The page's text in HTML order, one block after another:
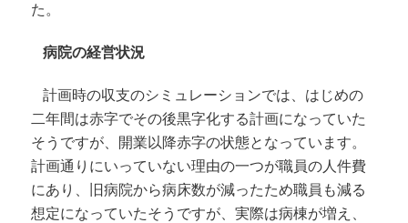
た。
病院の経営状況
計画時の収支のシミュレーションでは、はじめの
二年間は赤字でその後黒字化する計画になっていた
そうですが、開業以降赤字の状態となっています。
計画通りにいっていない理由の一つが職員の人件費
にあり、旧病院から病床数が減ったため職員も減る
想定になっていたそうですが、実際は病棟が増え、